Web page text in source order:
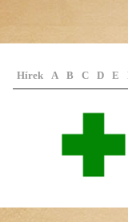
Hírek A B C D E